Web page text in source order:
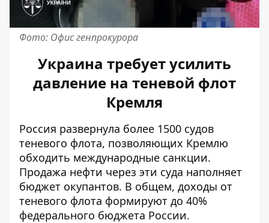
Фото: Офис генпрокурора
Украина требует усилить
давление на теневой флот
Кремля
Россия развернула более 1500 судов
теневого флота, позволяющих Кремлю
обходить международные санкции.
Продажа нефти через эти суда наполняет
бюджет окупантов. В общем, доходы от
теневого флота формируют до 40%
федерального бюджета России.